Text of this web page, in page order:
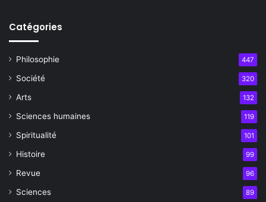
Catégories
Philosophie 447
Société 320
Arts 132
Sciences humaines 119
Spiritualité 101
Histoire 99
Revue 96
Sciences 89